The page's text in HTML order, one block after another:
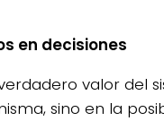
en decisiones
valor del
sino en la